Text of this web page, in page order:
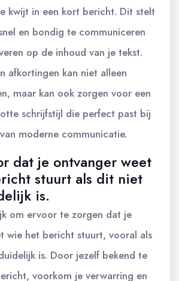
kwijt in een kort bericht. Dit stelt
en bondig te communiceren
op de inhoud van je tekst.
afkortingen kan niet alleen
maar kan ook zorgen voor een
schrijfstijl die perfect past bij
moderne communicatie.
dat je ontvanger weet
stuurt als dit niet
is.
om ervoor te zorgen dat je
wie het bericht stuurt, vooral als
is. Door jezelf bekend te
voorkom je verwarring en